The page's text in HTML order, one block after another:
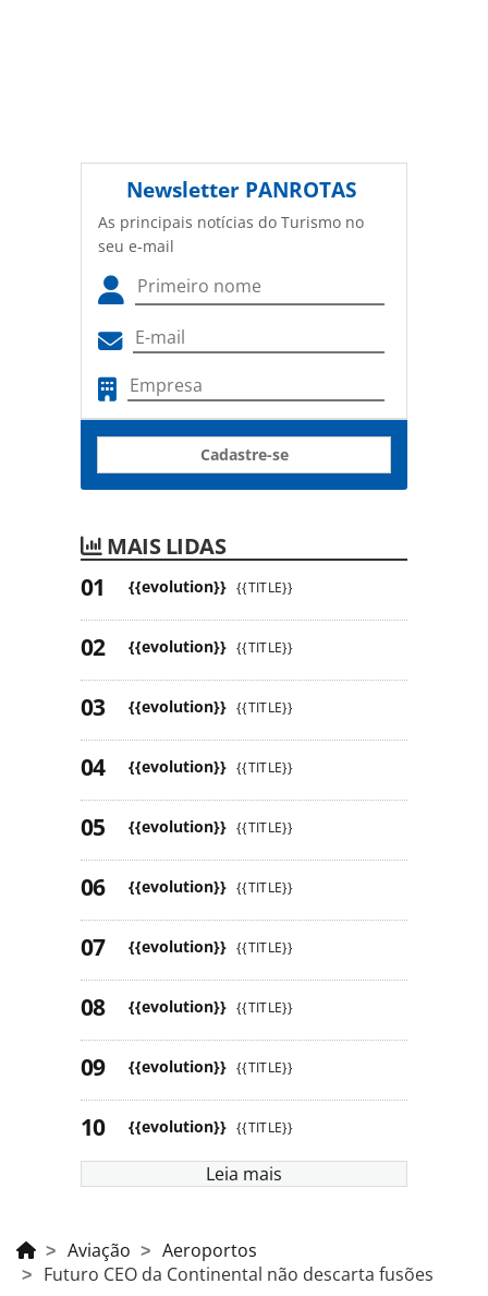
Newsletter PANROTAS
As principais notícias do Turismo no
seu e-mail
Cadastre-se
MAIS LIDAS
{{evolution}} {{TITLE}}
{{evolution}} {{TITLE}}
{{evolution}} {{TITLE}}
{{evolution}} {{TITLE}}
{{evolution}} {{TITLE}}
{{evolution}} {{TITLE}}
{{evolution}} {{TITLE}}
{{evolution}} {{TITLE}}
{{evolution}} {{TITLE}}
{{evolution}} {{TITLE}}
Leia mais
Aviação
Aeroportos
Futuro CEO da Continental não descarta fusões